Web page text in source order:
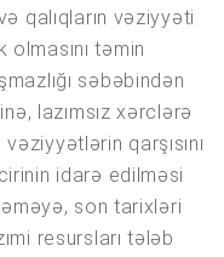
qalıqların vəziyyəti
təmin
səbəbindən
lazımsız xərclərə
qarşısını
idarə edilməsi
son tarixləri
resursları tələb